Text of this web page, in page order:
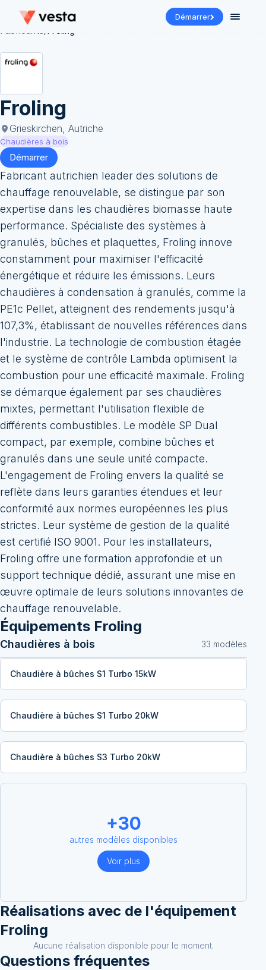
Démarrer
Fabricants/Froling
Froling
Grieskirchen, Autriche
Chaudières à bois
Démarrer
Fabricant autrichien leader des solutions de
chauffage renouvelable, se distingue par son
expertise dans les chaudières biomasse haute
performance. Spécialiste des systèmes à
granulés, bûches et plaquettes, Froling innove
constamment pour maximiser l'efficacité
énergétique et réduire les émissions. Leurs
chaudières à condensation à granulés, comme la
PE1c Pellet, atteignent des rendements jusqu'à
107,3%, établissant de nouvelles références dans
l'industrie. La technologie de combustion étagée
et le système de contrôle Lambda optimisent la
combustion pour une efficacité maximale. Froling
se démarque également par ses chaudières
mixtes, permettant l'utilisation flexible de
différents combustibles. Le modèle SP Dual
compact, par exemple, combine bûches et
granulés dans une seule unité compacte.
L'engagement de Froling envers la qualité se
reflète dans leurs garanties étendues et leur
conformité aux normes européennes les plus
strictes. Leur système de gestion de la qualité
est certifié ISO 9001. Pour les installateurs,
Froling offre une formation approfondie et un
support technique dédié, assurant une mise en
œuvre optimale de leurs solutions innovantes de
chauffage renouvelable.
Équipements Froling
Chaudières à bois 33 modèles
Chaudière à bûches S1 Turbo 15kW
Chaudière à bûches S1 Turbo 20kW
Chaudière à bûches S3 Turbo 20kW
+30
autres modèles disponibles
Voir plus
Réalisations avec de l'équipement
Froling
Aucune réalisation disponible pour le moment.
Questions fréquentes